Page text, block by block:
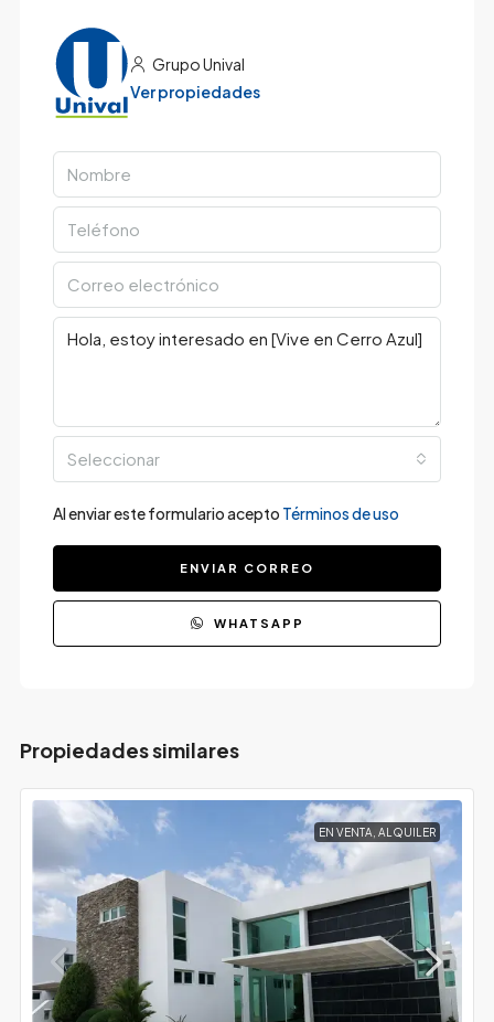
Grupo Unival
Ver propiedades
Seleccionar
Al enviar este formulario acepto Términos de uso
ENVIAR CORREO
WHATSAPP
Propiedades similares
EN VENTA, ALQUILER